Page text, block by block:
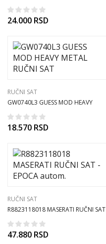
24.000 RSD
RUČNI SAT
GW0740L3 GUESS MOD HEAVY
METAL RUČNI SAT
18.570 RSD
RUČNI SAT
R8823118018 MASERATI RUČNI SAT
– EPOCA autom.
47.880 RSD